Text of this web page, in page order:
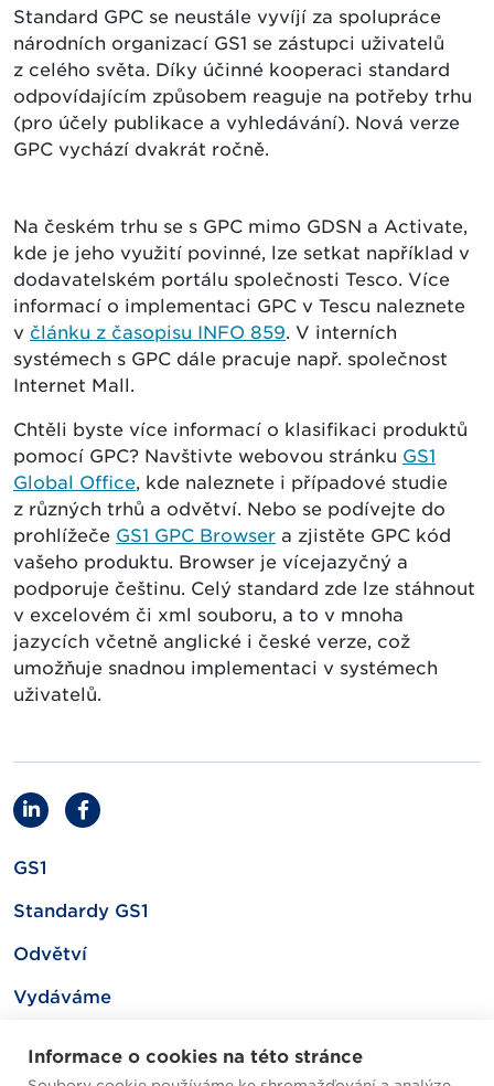
Standard GPC se neustále vyvíjí za spolupráce
národních organizací GS1 se zástupci uživatelů
z celého světa. Díky účinné kooperaci standard
odpovídajícím způsobem reaguje na potřeby trhu
(pro účely publikace a vyhledávání). Nová verze
GPC vychází dvakrát ročně.
Na českém trhu se s GPC mimo GDSN a Activate,
kde je jeho využití povinné, lze setkat například v
dodavatelském portálu společnosti Tesco. Více
informací o implementaci GPC v Tescu naleznete
v článku z časopisu INFO 859. V interních
systémech s GPC dále pracuje např. společnost
Internet Mall.
Chtěli byste více informací o klasifikaci produktů
pomocí GPC? Navštivte webovou stránku GS1
Global Office, kde naleznete i případové studie
z různých trhů a odvětví. Nebo se podívejte do
prohlížeče GS1 GPC Browser a zjistěte GPC kód
vašeho produktu. Browser je vícejazyčný a
podporuje češtinu. Celý standard zde lze stáhnout
v excelovém či xml souboru, a to v mnoha
jazycích včetně anglické i české verze, což
umožňuje snadnou implementaci v systémech
uživatelů.
GS1
Standardy GS1
Odvětví
Vydáváme
Informace o cookies na této stránce